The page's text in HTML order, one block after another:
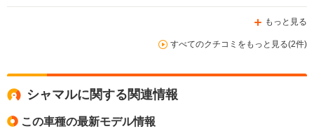
もっと見る
すべてのクチコミをもっと見る(2件)
シャマルに関する関連情報
この車種の最新モデル情報